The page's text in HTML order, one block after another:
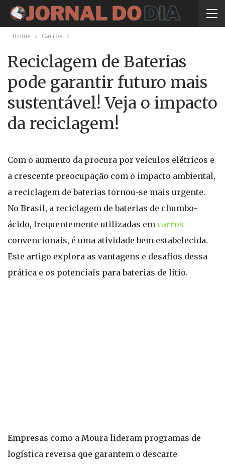
Home Carros
Reciclagem de Baterias
pode garantir futuro mais
sustentável! Veja o impacto
da reciclagem!
Com o aumento da procura por veículos elétricos e
a crescente preocupação com o impacto ambiental,
a reciclagem de baterias tornou-se mais urgente.
No Brasil, a reciclagem de baterias de chumbo-
ácido, frequentemente utilizadas em carros
convencionais, é uma atividade bem estabelecida.
Este artigo explora as vantagens e desafios dessa
prática e os potenciais para baterias de lítio.
Empresas como a Moura lideram programas de
logística reversa que garantem o descarte